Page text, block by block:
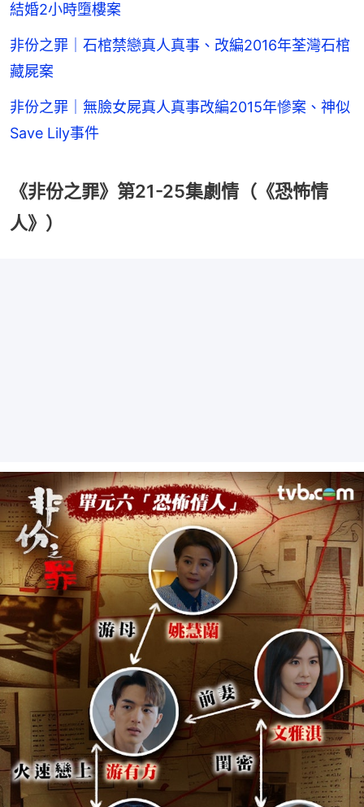
結婚2小時墮樓案
非份之罪｜石棺禁戀真人真事、改編2016年荃灣石棺
藏屍案
非份之罪｜無臉女屍真人真事改編2015年慘案、神似
Save Lily事件
《非份之罪》第21-25集劇情（《恐怖情
人》）